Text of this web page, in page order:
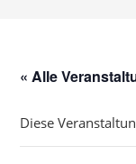
« Alle
Diese